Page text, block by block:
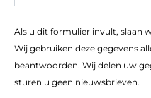
Als u dit formulier invult, slaan
Wij gebruiken deze gegevens
beantwoorden. Wij delen uw
sturen u geen nieuwsbrieven.